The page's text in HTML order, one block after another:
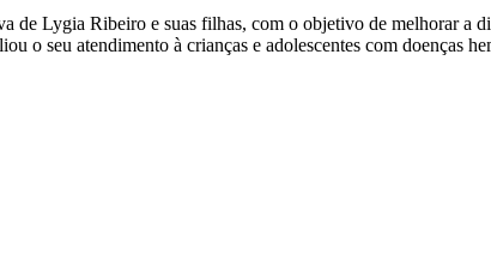
Lygia Ribeiro e suas filhas, com o objetivo de melhorar a
o seu atendimento à crianças e adolescentes com doenças